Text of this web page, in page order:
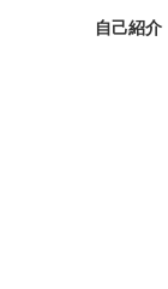
自己紹介